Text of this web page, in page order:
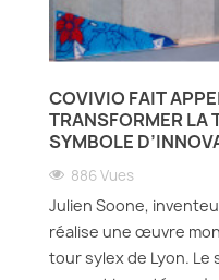
COVIVIO FAIT
TRANSFORMER LA
SYMBOLE
886 Vues
Julien Soone,
réalise une œuvre
tour sylex de Lyon.